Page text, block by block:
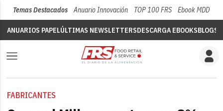
Temas Destacados Anuario Innovación TOP 100 FRS Ebook MDD
ANUARIOS PAPELÚLTIMAS NEWSLETTERSDESCARGA EBOOKSBLOGS
FABRICANTES